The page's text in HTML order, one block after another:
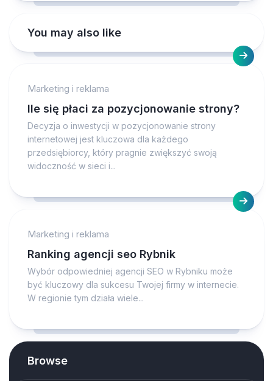
You may also like
Marketing i reklama
Ile się płaci za pozycjonowanie strony?
Decyzja o inwestycji w pozycjonowanie strony
internetowej jest kluczowa dla każdego
przedsiębiorcy, który pragnie zwiększyć swoją
widoczność w sieci i...
Marketing i reklama
Ranking agencji seo Rybnik
Wybór odpowiedniej agencji SEO w Rybniku może
być kluczowy dla sukcesu Twojej firmy w internecie.
W regionie tym działa wiele...
Browse